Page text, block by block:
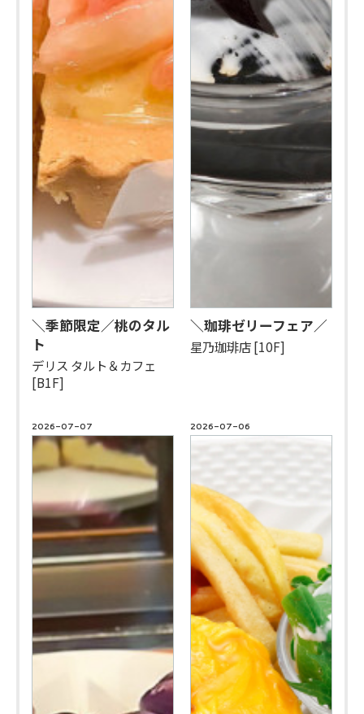
＼季節限定／桃のタル
ト
デリス タルト＆カフェ
[B1F]
＼珈琲ゼリーフェア／
星乃珈琲店 [10F]
2026-07-07 2026-07-06